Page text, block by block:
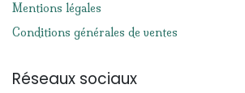
Mentions légales
Conditions générales de ventes
Réseaux sociaux